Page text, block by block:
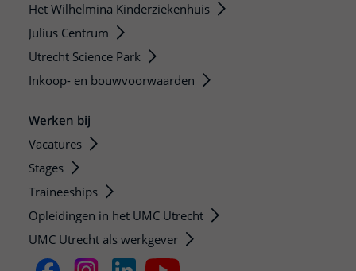
Het Wilhelmina Kinderziekenhuis
Julius Centrum
Utrecht Science Park
Inkoop- en bouwvoorwaarden
Werken bij
Vacatures
Stages
Traineeships
Opleidingen in het UMC Utrecht
UMC Utrecht als werkgever